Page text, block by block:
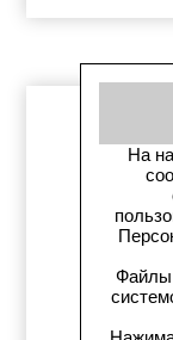
На
Файлы